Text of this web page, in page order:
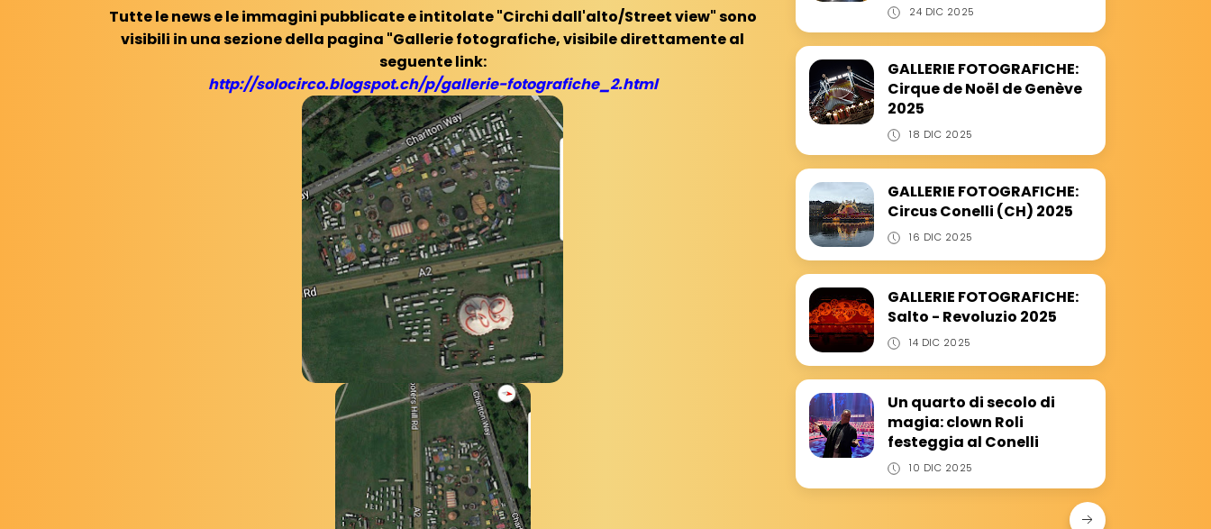
Tutte le news e le immagini pubblicate e intitolate "Circhi dall'alto/Street view" sono
visibili in una sezione della pagina "Gallerie fotografiche, visibile direttamente al
seguente link:
http://solocirco.blogspot.ch/p/gallerie-fotografiche_2.html
24 DIC 2025
GALLERIE FOTOGRAFICHE:
Cirque de Noël de Genève
2025
18 DIC 2025
GALLERIE FOTOGRAFICHE:
Circus Conelli (CH) 2025
16 DIC 2025
GALLERIE FOTOGRAFICHE:
Salto - Revoluzio 2025
14 DIC 2025
Un quarto di secolo di
magia: clown Roli
festeggia al Conelli
10 DIC 2025